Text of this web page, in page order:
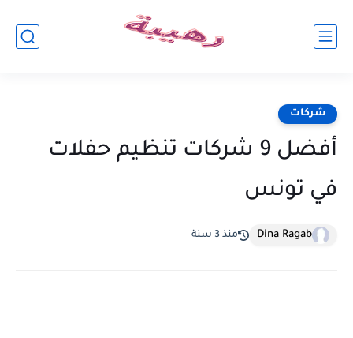
شركات
أفضل 9 شركات تنظيم حفلات
في تونس
Dina Ragab منذ 3 سنة